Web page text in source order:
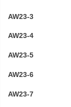
AW23-3
AW23-4
AW23-5
AW23-6
AW23-7